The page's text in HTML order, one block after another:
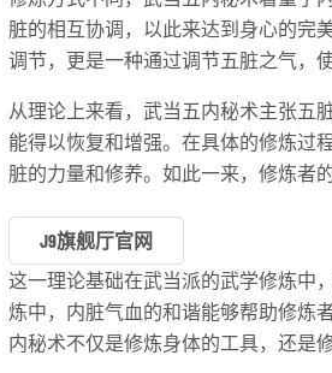
脏的相互协调，以此来达到身心的完
调节，更是一种通过调节五脏之气，
从理论上来看，武当五内秘术主张五
能得以恢复和增强。在具体的修炼过
脏的力量和修养。如此一来，修炼者
J9旗舰厅官网
这一理论基础在武当派的武学修炼中
炼中，内脏气血的和谐能够帮助修炼
内秘术不仅是修炼身体的工具，还是